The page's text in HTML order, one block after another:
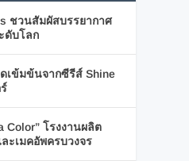
ชวนสัมผัสบรรยากาศ
ดับโลก
เข้มข้นจากซีรีส์ Shine
Color” โรงงานผลิต
ละเมคอัพครบวงจร